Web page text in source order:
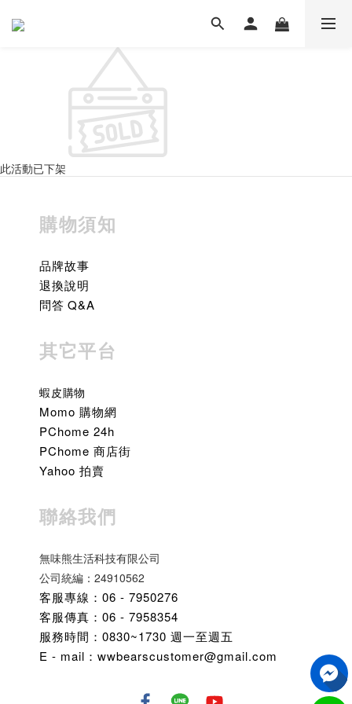
此活動已下架
購物須知
品牌故事
退換說明
問答 Q&A
其它平台
蝦皮購物
Momo 購物網
PChome 24h
PChome 商店街
Yahoo 拍賣
聯絡我們
無味熊生活科技有限公司
公司統編：24910562
客服專線：06 - 7950276
客服傳真：06 - 7958354
服務時間：0830~1730 週一至週五
E - mail：wwbearscustomer@gmail.com